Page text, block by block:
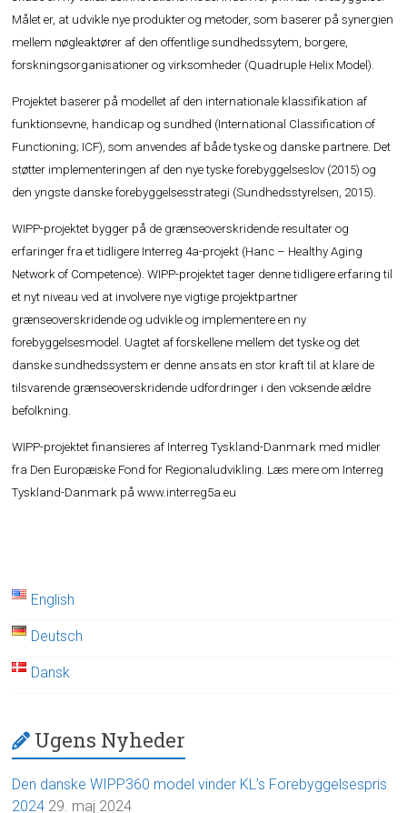
Målet er, at udvikle nye produkter og metoder, som baserer på synergien
mellem nøgleaktører af den offentlige sundhedssytem, borgere,
forskningsorganisationer og virksomheder (Quadruple Helix Model).
Projektet baserer på modellet af den internationale klassifikation af
funktionsevne, handicap og sundhed (International Classification of
Functioning; ICF), som anvendes af både tyske og danske partnere. Det
støtter implementeringen af den nye tyske forebyggelseslov (2015) og
den yngste danske forebyggelsesstrategi (Sundhedsstyrelsen, 2015).
WIPP-projektet bygger på de grænseoverskridende resultater og
erfaringer fra et tidligere Interreg 4a-projekt (Hanc – Healthy Aging
Network of Competence). WIPP-projektet tager denne tidligere erfaring til
et nyt niveau ved at involvere nye vigtige projektpartner
grænseoverskridende og udvikle og implementere en ny
forebyggelsesmodel. Uagtet af forskellene mellem det tyske og det
danske sundhedssystem er denne ansats en stor kraft til at klare de
tilsvarende grænseoverskridende udfordringer i den voksende ældre
befolkning.
WIPP-projektet finansieres af Interreg Tyskland-Danmark med midler
fra Den Europæiske Fond for Regionaludvikling. Læs mere om Interreg
Tyskland-Danmark påwww.interreg5a.eu
English
Deutsch
Dansk
Ugens Nyheder
Den danske WIPP360 model vinder KL’s Forebyggelsespris
2024 29. maj 2024